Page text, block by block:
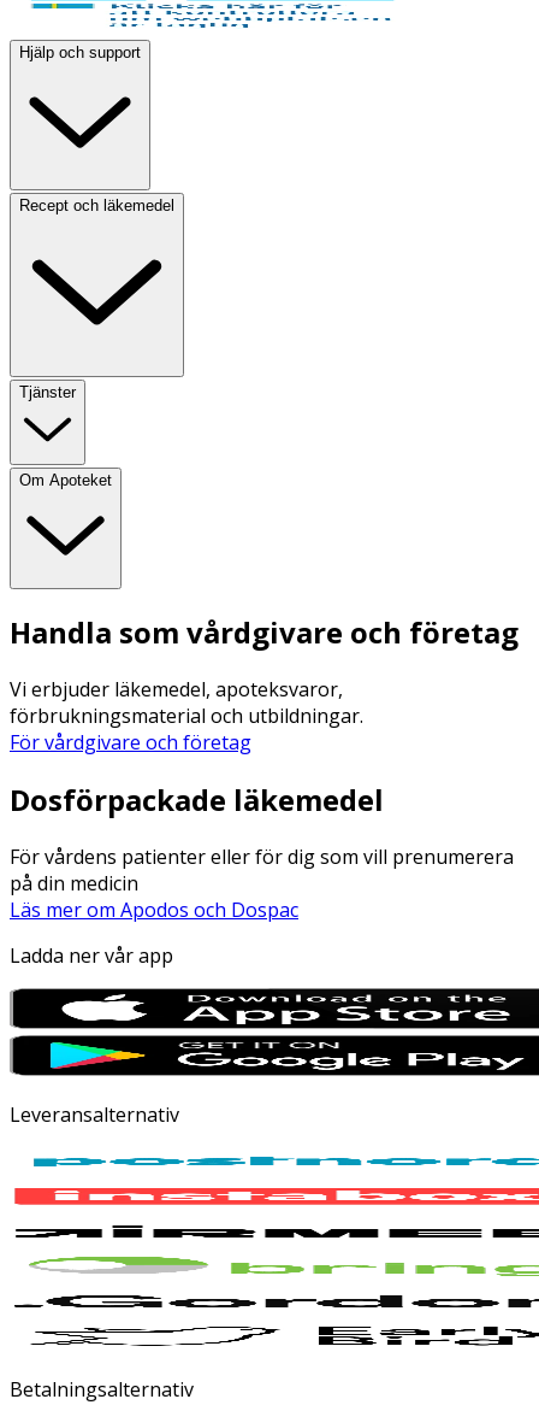
Hjälp och support
Recept och läkemedel
Tjänster
Om Apoteket
Handla som vårdgivare och företag
Vi erbjuder läkemedel, apoteksvaror,
förbrukningsmaterial och utbildningar.
För vårdgivare och företag
Dosförpackade läkemedel
För vårdens patienter eller för dig som vill prenumerera
på din medicin
Läs mer om Apodos och Dospac
Ladda ner vår app
Leveransalternativ
Betalningsalternativ